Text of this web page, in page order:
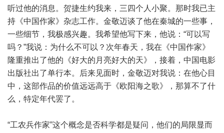
听过他的消息。贺捷生约我来，三四个人小聚。那时我已主
持《中国作家》杂志工作。金敬迈谈了他在秦城的一些事，
一些细节，我极感兴趣。我希望他写下来，他说：“可以写
吗？”我说：为什么不可以？次年春天，我在《中国作家》
隆重推出了他的《好大的月亮好大的天》，接着，中国电影
出版社出了单行本。后来见面时，金敬迈对我说：在他心目
中，这部作品的价值远远高于《欧阳海之歌》，那算不了什
么，特定年代罢了。
“工农兵作家”这个概念是否科学都是疑问，他们的局限显而